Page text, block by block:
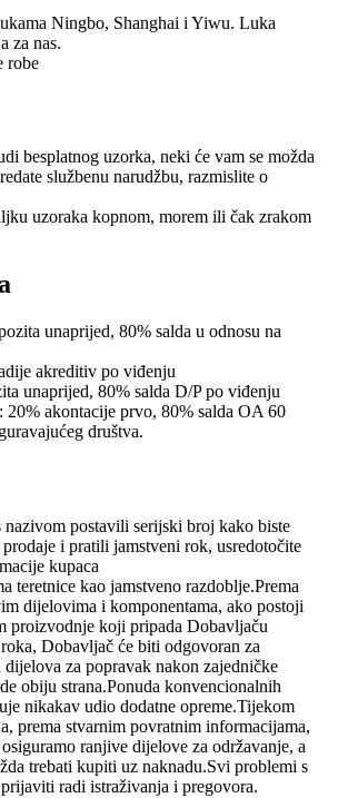
Ningbo, Shanghai i Yiwu. Luka
za nas.
robe
besplatnog uzorka, neki će vam se možda
službenu narudžbu, razmislite o
uzoraka kopnom, morem ili čak zrakom
unaprijed, 80% salda u odnosu na
akreditiv po viđenju
unaprijed, 80% salda D/P po viđenju
20% akontacije prvo, 80% salda OA 60
društva.
nazivom postavili serijski broj kako biste
i pratili jamstveni rok, usredotočite
kupaca
teretnice kao jamstveno razdoblje.Prema
dijelovima i komponentama, ako postoji
proizvodnje koji pripada Dobavljaču
Dobavljač će biti odgovoran za
za popravak nakon zajedničke
obiju strana.Ponuda konvencionalnih
nikakav udio dodatne opreme.Tijekom
prema stvarnim povratnim informacijama,
ranjive dijelove za održavanje, a
trebati kupiti uz naknadu.Svi problemi s
radi istraživanja i pregovora.